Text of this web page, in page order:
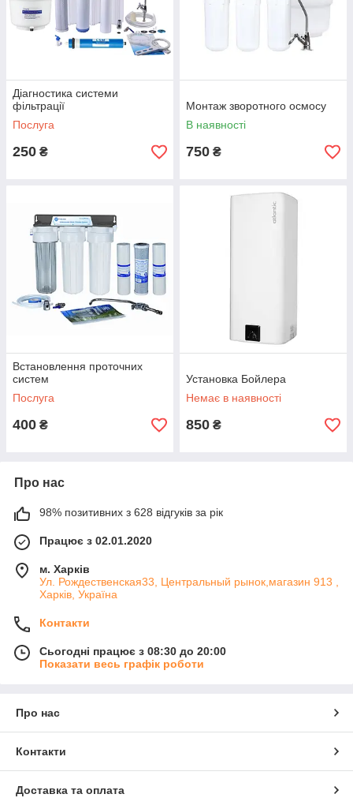
Діагностика системи
фільтрації
Послуга
250 ₴
Монтаж зворотного осмосу
В наявності
750 ₴
Встановлення проточних
систем
Послуга
400 ₴
Установка Бойлера
Немає в наявності
850 ₴
Про нас
98% позитивних з 628 відгуків за рік
Працює з 02.01.2020
м. Харків
Ул. Рождественская33, Центральный рынок,магазин 913 ,
Харків, Україна
Контакти
Сьогодні працює з 08:30 до 20:00
Показати весь графік роботи
Про нас
Контакти
Доставка та оплата